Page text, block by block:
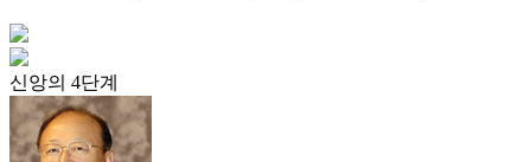
신앙의 4단계